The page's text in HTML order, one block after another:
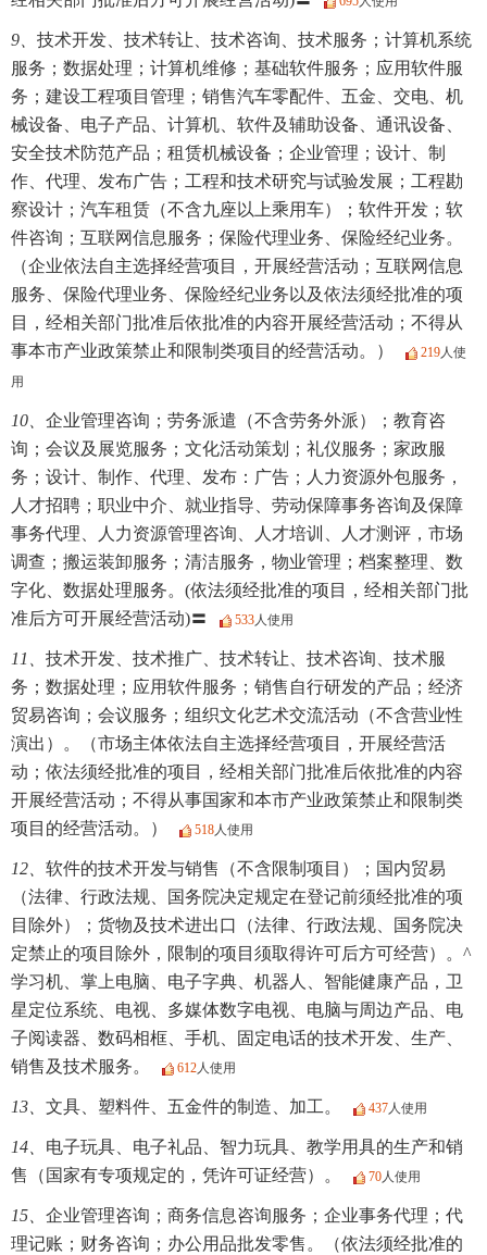
9、 技术开发、技术转让、技术咨询、技术服务；计算机系统
服务；数据处理；计算机维修；基础软件服务；应用软件服
务；建设工程项目管理；销售汽车零配件、五金、交电、机
械设备、电子产品、计算机、软件及辅助设备、通讯设备、
安全技术防范产品；租赁机械设备；企业管理；设计、制
作、代理、发布广告；工程和技术研究与试验发展；工程勘
察设计；汽车租赁（不含九座以上乘用车）；软件开发；软
件咨询；互联网信息服务；保险代理业务、保险经纪业务。
（企业依法自主选择经营项目，开展经营活动；互联网信息
服务、保险代理业务、保险经纪业务以及依法须经批准的项
目，经相关部门批准后依批准的内容开展经营活动；不得从
事本市产业政策禁止和限制类项目的经营活动。）
219人使
用
10、 企业管理咨询；劳务派遣（不含劳务外派）；教育咨
询；会议及展览服务；文化活动策划；礼仪服务；家政服
务；设计、制作、代理、发布：广告；人力资源外包服务，
人才招聘；职业中介、就业指导、劳动保障事务咨询及保障
事务代理、人力资源管理咨询、人才培训、人才测评，市场
调查；搬运装卸服务；清洁服务，物业管理；档案整理、数
字化、数据处理服务。(依法须经批准的项目，经相关部门批
准后方可开展经营活动)〓
533人使用
11、 技术开发、技术推广、技术转让、技术咨询、技术服
务；数据处理；应用软件服务；销售自行研发的产品；经济
贸易咨询；会议服务；组织文化艺术交流活动（不含营业性
演出）。（市场主体依法自主选择经营项目，开展经营活
动；依法须经批准的项目，经相关部门批准后依批准的内容
开展经营活动；不得从事国家和本市产业政策禁止和限制类
项目的经营活动。）
518人使用
12、 软件的技术开发与销售（不含限制项目）；国内贸易
（法律、行政法规、国务院决定规定在登记前须经批准的项
目除外）；货物及技术进出口（法律、行政法规、国务院决
定禁止的项目除外，限制的项目须取得许可后方可经营）。^
学习机、掌上电脑、电子字典、机器人、智能健康产品，卫
星定位系统、电视、多媒体数字电视、电脑与周边产品、电
子阅读器、数码相框、手机、固定电话的技术开发、生产、
销售及技术服务。
612人使用
13、 文具、塑料件、五金件的制造、加工。 437人使用
14、 电子玩具、电子礼品、智力玩具、教学用具的生产和销
售（国家有专项规定的，凭许可证经营）。
70人使用
15、 企业管理咨询；商务信息咨询服务；企业事务代理；代
理记账；财务咨询；办公用品批发零售。（依法须经批准的